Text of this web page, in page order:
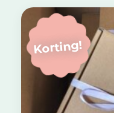
Korting!